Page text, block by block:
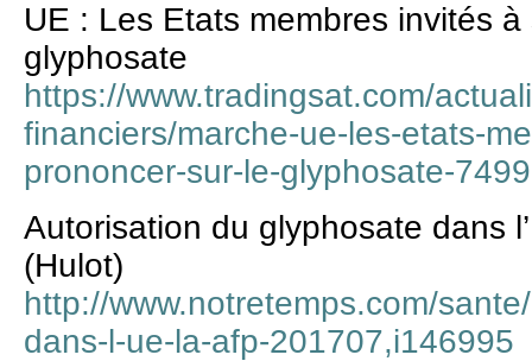
UE : Les Etats membres invités
glyphosate
https://www.tradingsat.com/
financiers/marche-ue-les-etats-
prononcer-sur-le-glyphosate-
Autorisation du glyphosate dans
(Hulot)
http://www.notretemps.com/
dans-l-ue-la-afp-201707,i146995